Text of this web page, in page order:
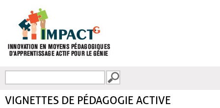
FORMULAIRE DE
VIGNETTES DE PÉDAGOGIE ACTIVE